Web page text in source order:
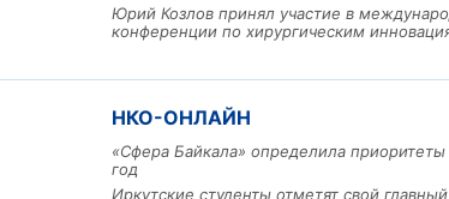
Юрий Козлов принял участие в
конференции по хирургическим
НКО-ОНЛАЙН
«Сфера Байкала» определила
год
Иркутские студенты отметят свой
3 фото